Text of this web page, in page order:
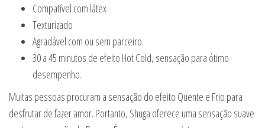
Compatível com látex
Texturizado
Agradável com ou sem parceiro.
30 a 45 minutos de efeito Hot Cold, sensação para ótimo
desempenho.
Muitas pessoas procuram a sensação do efeito Quente e Frio para
desfrutar de fazer amor. Portanto, Shuga oferece uma sensação suave